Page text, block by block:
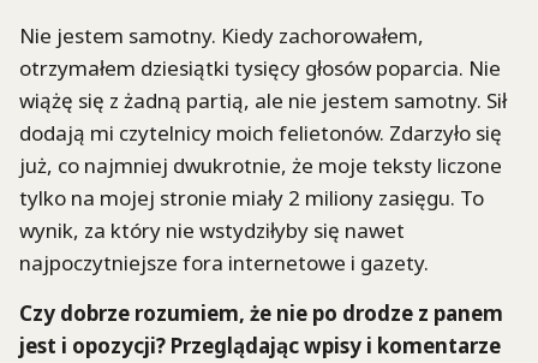
Nie jestem samotny. Kiedy zachorowałem,
otrzymałem dziesiątki tysięcy głosów poparcia. Nie
wiążę się z żadną partią, ale nie jestem samotny. Sił
dodają mi czytelnicy moich felietonów. Zdarzyło się
już, co najmniej dwukrotnie, że moje teksty liczone
tylko na mojej stronie miały 2 miliony zasięgu. To
wynik, za który nie wstydziłyby się nawet
najpoczytniejsze fora internetowe i gazety.
Czy dobrze rozumiem, że nie po drodze z panem
jest i opozycji? Przeglądając wpisy i komentarze